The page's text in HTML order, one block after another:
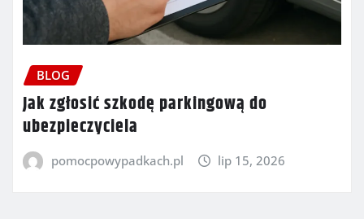
BLOG
Jak zgłosić szkodę parkingową do
ubezpieczyciela
pomocpowypadkach.pl lip 15, 2026